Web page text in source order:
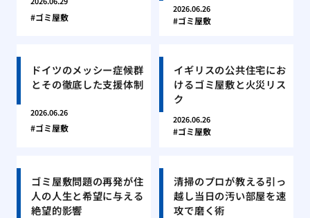
ゴミ屋敷
2026.06.26
ゴミ屋敷
ドイツのメッシー症候群
とその徹底した支援体制
2026.06.26
ゴミ屋敷
イギリスの公共住宅にお
けるゴミ屋敷と火災リス
ク
2026.06.26
ゴミ屋敷
ゴミ屋敷問題の再発が住
人の人生と希望に与える
絶望的影響
清掃のプロが教える引っ
越し当日の汚い部屋を速
攻で磨く術